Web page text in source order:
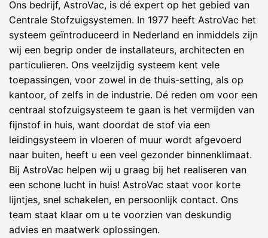
Ons bedrijf, AstroVac, is dé expert op het gebied van
Centrale Stofzuigsystemen. In 1977 heeft AstroVac het
systeem geïntroduceerd in Nederland en inmiddels zijn
wij een begrip onder de installateurs, architecten en
particulieren. Ons veelzijdig systeem kent vele
toepassingen, voor zowel in de thuis-setting, als op
kantoor, of zelfs in de industrie. Dé reden om voor een
centraal stofzuigsysteem te gaan is het vermijden van
fijnstof in huis, want doordat de stof via een
leidingsysteem in vloeren of muur wordt afgevoerd
naar buiten, heeft u een veel gezonder binnenklimaat.
Bij AstroVac helpen wij u graag bij het realiseren van
een schone lucht in huis! AstroVac staat voor korte
lijntjes, snel schakelen, en persoonlijk contact. Ons
team staat klaar om u te voorzien van deskundig
advies en maatwerk oplossingen.